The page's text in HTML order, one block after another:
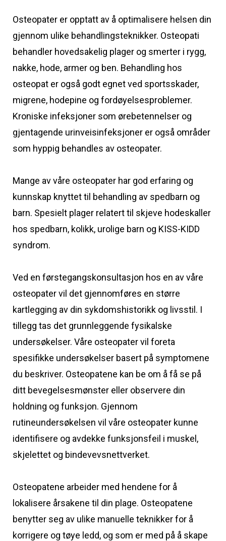
Osteopater er opptatt av å optimalisere helsen din
gjennom ulike behandlingsteknikker. Osteopati
behandler hovedsakelig plager og smerter i rygg,
nakke, hode, armer og ben. Behandling hos
osteopat er også godt egnet ved sportsskader,
migrene, hodepine og fordøyelsesproblemer.
Kroniske infeksjoner som ørebetennelser og
gjentagende urinveisinfeksjoner er også områder
som hyppig behandles av osteopater.
Mange av våre osteopater har god erfaring og
kunnskap knyttet til behandling av spedbarn og
barn. Spesielt plager relatert til skjeve hodeskaller
hos spedbarn, kolikk, urolige barn og KISS-KIDD
syndrom.
Ved en førstegangskonsultasjon hos en av våre
osteopater vil det gjennomføres en større
kartlegging av din sykdomshistorikk og livsstil. I
tillegg tas det grunnleggende fysikalske
undersøkelser. Våre osteopater vil foreta
spesifikke undersøkelser basert på symptomene
du beskriver. Osteopatene kan be om å få se på
ditt bevegelsesmønster eller observere din
holdning og funksjon. Gjennom
rutineundersøkelsen vil våre osteopater kunne
identifisere og avdekke funksjonsfeil i muskel,
skjelettet og bindevevsnettverket.
Osteopatene arbeider med hendene for å
lokalisere årsakene til din plage. Osteopatene
benytter seg av ulike manuelle teknikker for å
korrigere og tøye ledd, og som er med på å skape